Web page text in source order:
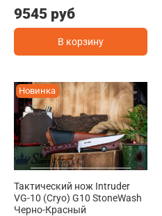
9545 руб
В корзину
Новинка
Тактический нож Intruder
VG-10 (Cryo) G10 StoneWash
Черно-Красный